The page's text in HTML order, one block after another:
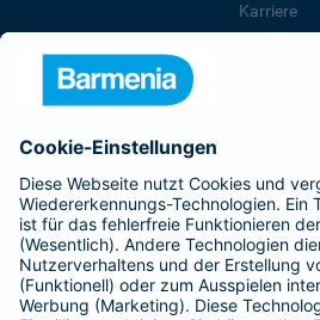
Karriere
Barmenia ist Teil der
BELIEBTE
Kranken-